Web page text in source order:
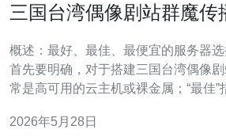
三国台湾偶像剧站群魔传
概述：最好、最佳、最便宜的服务器选
首先要明确，对于搭建三国台湾偶像剧
常是高可用的云主机或裸金属；“最佳”
或共享主机加上外部CDN加速。关键
2026年5月28日